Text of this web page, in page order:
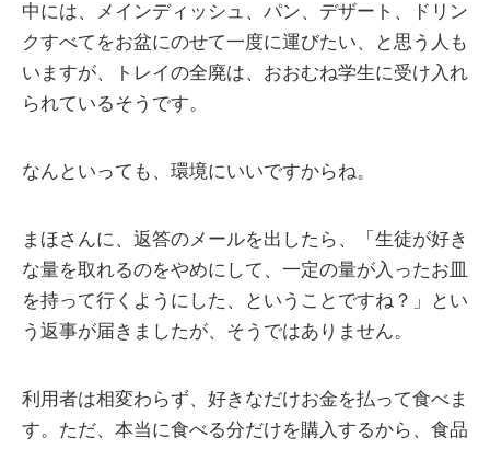
中には、メインディッシュ、パン、デザート、ドリン
クすべてをお盆にのせて一度に運びたい、と思う人も
いますが、トレイの全廃は、おおむね学生に受け入れ
られているそうです。
なんといっても、環境にいいですからね。
まほさんに、返答のメールを出したら、「生徒が好き
な量を取れるのをやめにして、一定の量が入ったお皿
を持って行くようにした、ということですね？」とい
う返事が届きましたが、そうではありません。
利用者は相変わらず、好きなだけお金を払って食べま
す。ただ、本当に食べる分だけを購入するから、食品